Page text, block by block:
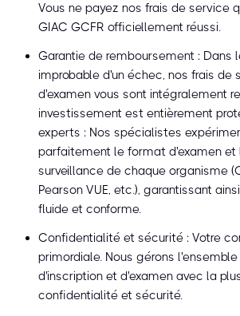
Vous ne payez nos frais de service
GIAC GCFR officiellement réussi.
Garantie de remboursement : Dans
improbable d'un échec, nos frais de
d'examen vous sont intégralement
investissement est entièrement
experts : Nos spécialistes
parfaitement le format d'examen et
surveillance de chaque organisme
Pearson VUE, etc.), garantissant
fluide et conforme.
Confidentialité et sécurité : Votre
primordiale. Nous gérons
d'inscription et d'examen avec la
confidentialité et sécurité.